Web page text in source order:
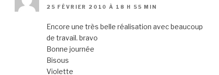
25 FÉVRIER 2010 À 18 H 55 MIN
Encore une très belle réalisation avec beaucoup
de travail. bravo
Bonne journée
Bisous
Violette